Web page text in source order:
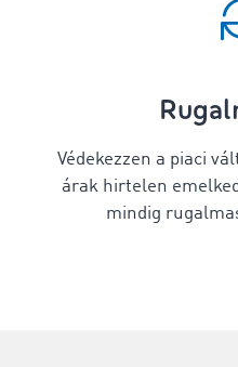
Védekezzen a piaci
árak hirtelen
mindig